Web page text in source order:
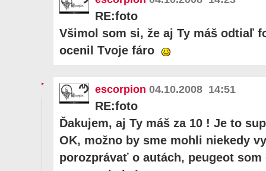
RE:foto
Všimol som si, že aj Ty máš odtiaľ
ocenil Tvoje fáro
escorpion 04.10.2008 14:51
RE:foto
Ďakujem, aj Ty máš za 10 ! Je to
OK, možno by sme mohli niekedy
porozprávať o autách, peugeot